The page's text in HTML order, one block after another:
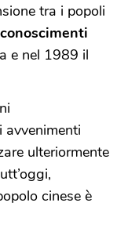
tra i popoli
e nel 1989 il
ulteriormente
cinese è